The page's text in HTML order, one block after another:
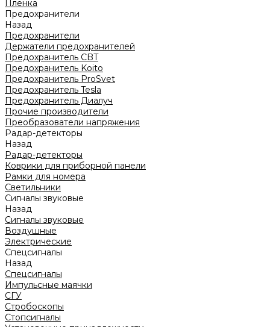
Пленка
Предохранители
Назад
Предохранители
Держатели предохранителей
Предохранитель CBT
Предохранитель Koito
Предохранитель ProSvet
Предохранитель Tesla
Предохранитель Диалуч
Прочие производители
Преобразователи напряжения
Радар-детекторы
Назад
Радар-детекторы
Коврики для приборной панели
Рамки для номера
Светильники
Сигналы звуковые
Назад
Сигналы звуковые
Воздушные
Электрические
Спецсигналы
Назад
Спецсигналы
Импульсные маячки
СГУ
Стробоскопы
Стопсигналы